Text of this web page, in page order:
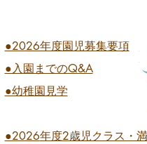
式 全学年
●2026年度園児募集要項
●入園までのQ&A
●幼稚園見学
●2026年度2歳児クラス・